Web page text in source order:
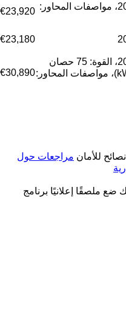
سنة: 2018، مواصفات المحاور: €23,920
€23,180
سنة: 2019، القوة: 75 حصان
(55.13 kW)، مواصفات المحاور:€30,890
نصائح للأمان مراجعات حول
ضع ملصقًا إعلانيًا برنامج